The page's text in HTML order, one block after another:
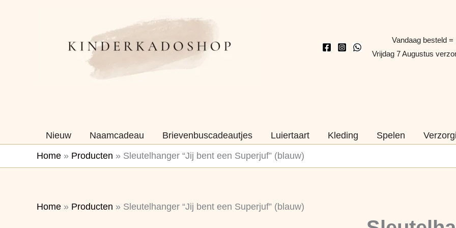
Vandaag besteld =
Vrijdag 7 Augustus
Nieuw Naamcadeau Brievenbuscadeautjes Luiertaart Kleding Spelen
Home » Producten » Sleutelhanger “Jij bent een Superjuf” (blauw)
Home » Producten » Sleutelhanger “Jij bent een Superjuf” (blauw)
bent